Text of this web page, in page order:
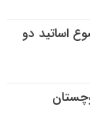
اساتید دو